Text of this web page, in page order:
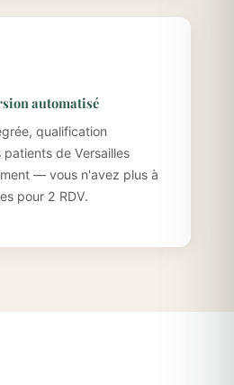
automatisé
qualification
de Versailles
— vous n'avez plus à
pour 2 RDV.